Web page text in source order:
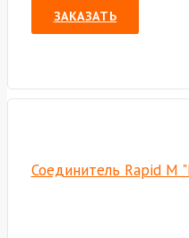
ЗАКАЗАТЬ
Соединитель Rapid M